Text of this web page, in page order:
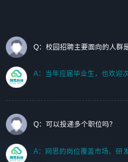
7. 了解或熟悉 WebGL 及相关框架优先。
（岗位人员专职于行业应用解决方案、
Q：校园招聘主要面向的人群
A：当年应届毕业生，也欢迎
Q：可以投递多个职位吗？
A：网思的岗位覆盖市场、研